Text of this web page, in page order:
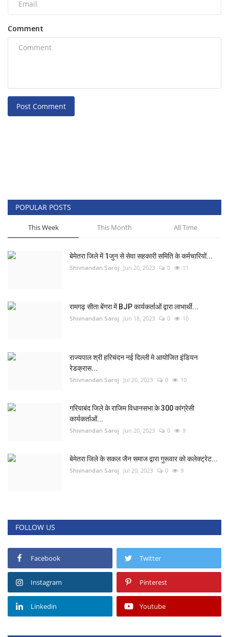
Comment
Post Comment
POPULAR POSTS
This Week This Month All Time
बेमेतरा जिले में 1जुन से सेवा सहकारी समिति के कर्मचारियों...
Shivnandan Saroj Jun 20, 2023 0 11
रामगढ़ सीता बेंगरा में BJP कार्यकर्ताओं द्वारा लाभार्थी...
Shivnandan Saroj Jun 18, 2023 0 10
राज्यपाल श्री हरिचंदन नई दिल्ली मे आयोजित इंडियन
रेडक्रास...
Shivnandan Saroj Jul 20, 2023 0 10
गरियाबंद जिले के राजिम विधानसभा के 300 कांग्रेसी
कार्यकर्ताओं...
Shivnandan Saroj Jun 20, 2023 0 9
बेमेतरा जिले के सकल जैन समाज द्वारा गुरूवार को कलेक्ट्रेट...
Shivnandan Saroj Jul 20, 2023 0 9
FOLLOW US
Facebook Twitter
Instagram Pinterest
Linkedin Youtube